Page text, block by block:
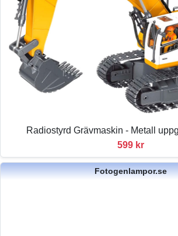
Radiostyrd Grävmaskin - Metall
599 kr
Fotogenlampor.se